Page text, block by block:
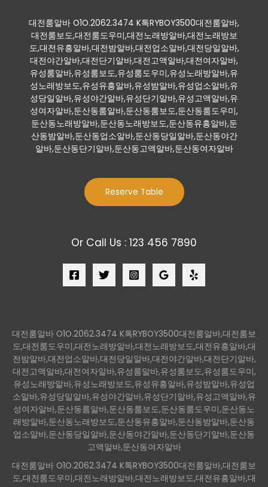
대전룸알바 O1O.2062.3474 K톡RYBOY3500대전룸알바,
대전룸보도,대전룸도우미,대전노래방알바,대전노래방보
도,대전유흥알바,대전밤알바,대전업소알바,대전당일알바,
대전야간알바,대전단기알바,대전고액알바,대전여자알바,
유성룸알바,유성룸보도,유성룸도우미,유성노래방알바,유
성노래방보도,유성유흥알바,유성밤알바,유성업소알바,유
성당일알바,유성야간알바,유성단기알바,유성고액알바,유
성여자알바,둔산동룸알바,둔산동룸보도,둔산동룸도우미,
둔산동노래방알바,둔산동노래방보도,둔산동유흥알바,둔
산동밤알바,둔산동업소알바,둔산동당일알바,둔산동야간
알바,둔산동단기알바,둔산동고액알바,둔산동여자알바
Reserve Table
Or Call Us : 123 456 7890
대전룸알바 O1O.2062.3474 K톡RYBOY3500대전룸알바,대전룸보
도,대전룸도우미,대전노래방알바,대전노래방보도,대전유흥알바,대
전밤알바,대전업소알바,대전당일알바,대전야간알바,대전단기알바,
대전고액알바,대전여자알바,유성룸알바,유성룸보도,유성룸도우미,
유성노래방알바,유성노래방보도,유성유흥알바,유성밤알바,유성업
소알바,유성당일알바,유성야간알바,유성단기알바,유성고액알바,유
성여자알바,둔산동룸알바,둔산동룸보도,둔산동룸도우미,둔산동노
래방알바,둔산동노래방보도,둔산동유흥알바,둔산동밤알바,둔산동
업소알바,둔산동당일알바,둔산동야간알바,둔산동단기알바,둔산동
고액알바,둔산동여자알바
대전룸알바 O1O.2062.3474 K톡RYBOY3500대전룸알바,대전룸보
도,대전룸도우미,대전노래방알바,대전노래방보도,대전유흥알바,대